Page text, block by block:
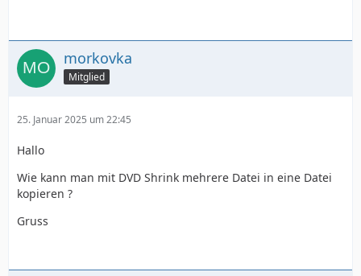
morkovka
Mitglied
25. Januar 2025 um 22:45
Hallo
Wie kann man mit DVD Shrink mehrere Datei in eine Datei
kopieren ?
Gruss